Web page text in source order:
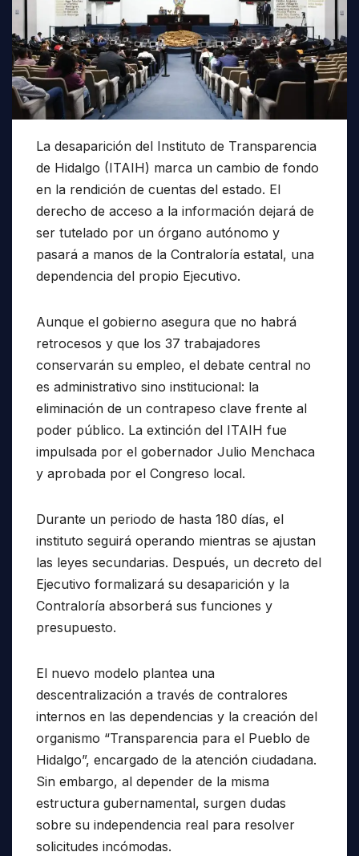
La desaparición del Instituto de Transparencia
de Hidalgo (ITAIH) marca un cambio de fondo
en la rendición de cuentas del estado. El
derecho de acceso a la información dejará de
ser tutelado por un órgano autónomo y
pasará a manos de la Contraloría estatal, una
dependencia del propio Ejecutivo.
Aunque el gobierno asegura que no habrá
retrocesos y que los 37 trabajadores
conservarán su empleo, el debate central no
es administrativo sino institucional: la
eliminación de un contrapeso clave frente al
poder público. La extinción del ITAIH fue
impulsada por el gobernador Julio Menchaca
y aprobada por el Congreso local.
Durante un periodo de hasta 180 días, el
instituto seguirá operando mientras se ajustan
las leyes secundarias. Después, un decreto del
Ejecutivo formalizará su desaparición y la
Contraloría absorberá sus funciones y
presupuesto.
El nuevo modelo plantea una
descentralización a través de contralores
internos en las dependencias y la creación del
organismo “Transparencia para el Pueblo de
Hidalgo”, encargado de la atención ciudadana.
Sin embargo, al depender de la misma
estructura gubernamental, surgen dudas
sobre su independencia real para resolver
solicitudes incómodas.